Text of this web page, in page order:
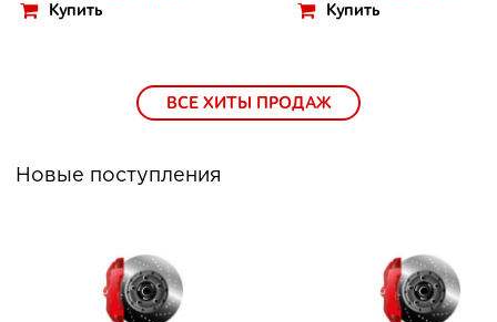
Купить Купить
ВСЕ ХИТЫ ПРОДАЖ
Новые поступления